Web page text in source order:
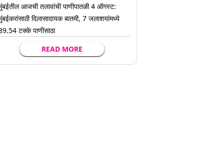
आजची तलावांची पाणीपातळी 4 ऑगस्ट:
दिलासादायक बातमी, 7 जलाशयांमध्ये
टक्के पाणीसाठा
READ MORE